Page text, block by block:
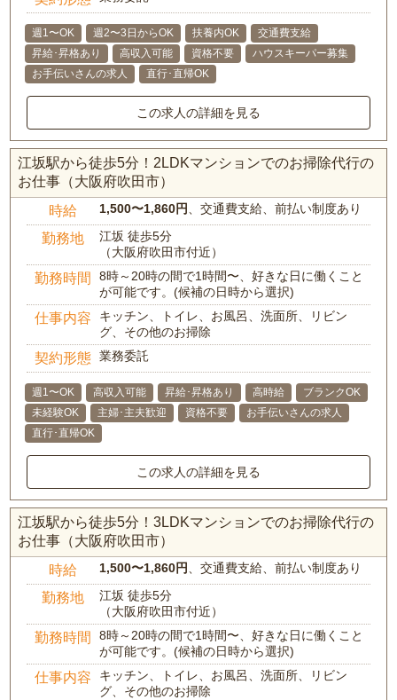
週1〜OK 週2〜3日からOK 扶養内OK
交通費支給
昇給･昇格あり
高収入可能 資格不要
ハウスキーパー募集
お手伝いさんの求人
直行･直帰OK
この求人の詳細を見る
江坂駅から徒歩5分！2LDKマンションでのお掃除代行の
お仕事（大阪府吹田市）
時給 1,500〜1,860円、交通費支給、前払い制度あり
勤務地
江坂 徒歩5分
（大阪府吹田市付近）
勤務時間
8時～20時の間で1時間〜、好きな日に働くこと
が可能です。(候補の日時から選択)
仕事内容
キッチン、トイレ、お風呂、洗面所、リビン
グ、その他のお掃除
契約形態 業務委託
週1〜OK 高収入可能 昇給･昇格あり 高時給
ブランクOK
未経験OK
主婦･主夫歓迎 資格不要
お手伝いさんの求人
直行･直帰OK
この求人の詳細を見る
江坂駅から徒歩5分！3LDKマンションでのお掃除代行の
お仕事（大阪府吹田市）
時給 1,500〜1,860円、交通費支給、前払い制度あり
勤務地
江坂 徒歩5分
（大阪府吹田市付近）
勤務時間
8時～20時の間で1時間〜、好きな日に働くこと
が可能です。(候補の日時から選択)
仕事内容
キッチン、トイレ、お風呂、洗面所、リビン
グ、その他のお掃除